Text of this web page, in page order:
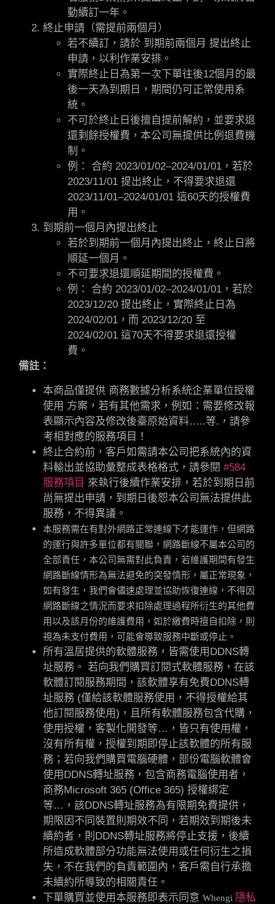
動續訂一年。
終止申請（需提前兩個月）
若不續訂，請於 到期前兩個月 提出終止
申請，以利作業安排。
實際終止日為第一次下單往後12個月的最
後一天為到期日，期間仍可正常使用系
統。
不可於終止日後擅自提前解約，並要求退
還剩餘授權費，本公司無提供比例退費機
制。
例： 合約 2023/01/02–2024/01/01，若於
2023/11/01 提出終止，不得要求退還
2023/11/01–2024/01/01 這60天的授權費
用。
到期前一個月內提出終止
若於到期前一個月內提出終止，終止日將
順延一個月。
不可要求退還順延期間的授權費。
例： 合約 2023/01/02–2024/01/01，若於
2023/12/20 提出終止，實際終止日為
2024/02/01，而 2023/12/20 至
2024/02/01 這70天不得要求退還授權
費。
備註：
本商品僅提供 商務數據分析系統企業單位授權
使用 方案，若有其他需求，例如：需要修改報
表顯示內容及修改後臺原始資料…..等.，請參
考相對應的服務項目！
終止合約前，客戶如需請本公司把系統內的資
料輸出並協助彙整成表格格式，請參閱 #584
服務項目 來執行後續作業安排，若於到期日前
尚無提出申請，到期日後恕本公司無法提供此
服務，不得異議。
本服務需在有對外網路正常連線下才能運作，但網路
的運行與許多單位都有關聯，網路斷線不屬本公司的
全部責任， 本公司無需對此負責，若維護期間有發生
網路斷線情形為無法避免的突發情形，屬正常現象，
如有發生，我們會儘速處理並協助恢復連線，不得因
網路斷線之情況而要求扣除處理過程所衍生的其他費
用以及該月份的維護費用，如於繳費時擅自扣除，則
視為未支付費用，可能會導致服務中斷或停止。
所有溫居提供的軟體服務，皆需使用DDNS轉
址服務。 若向我們購買訂閱式軟體服務，在該
軟體訂閱服務期間，該軟體享有免費DDNS轉
址服務 (僅給該軟體服務使用，不得授權給其
他訂閱服務使用)，且所有軟體服務包含代購，
使用授權，客製化開發等…，皆只有使用權，
沒有所有權，授權到期即停止該軟體的所有服
務；若向我們購買電腦硬體，部份電腦軟體會
使用DDNS轉址服務，包含商務電腦使用者，
商務Microsoft 365 (Office 365) 授權綁定
等…，該DDNS轉址服務為有限期免費提供，
期限因不同裝置則期效不同，若期效到期後未
續約者，則DDNS轉址服務將停止支援，後續
所造成軟體部分功能無法使用或任何衍生之損
失，不在我們的負責範圍內，客戶需自行承擔
未續約所導致的相關責任。
下單購買並使用本服務即表示同意 Whengi 隱私